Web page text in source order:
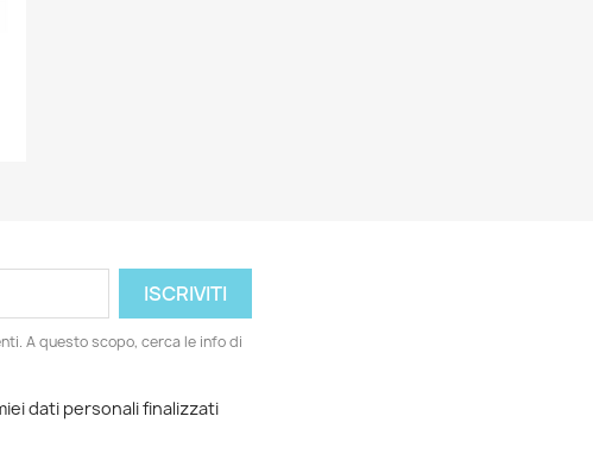
A questo scopo, cerca le info di
dati personali finalizzati